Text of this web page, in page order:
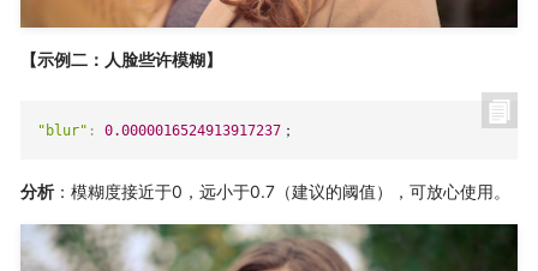
【示例二：人脸些许模糊】
"blur" : 0.0000016524913917237；
分析：模糊度接近于0，远小于0.7（建议的阈值），可放心使用。